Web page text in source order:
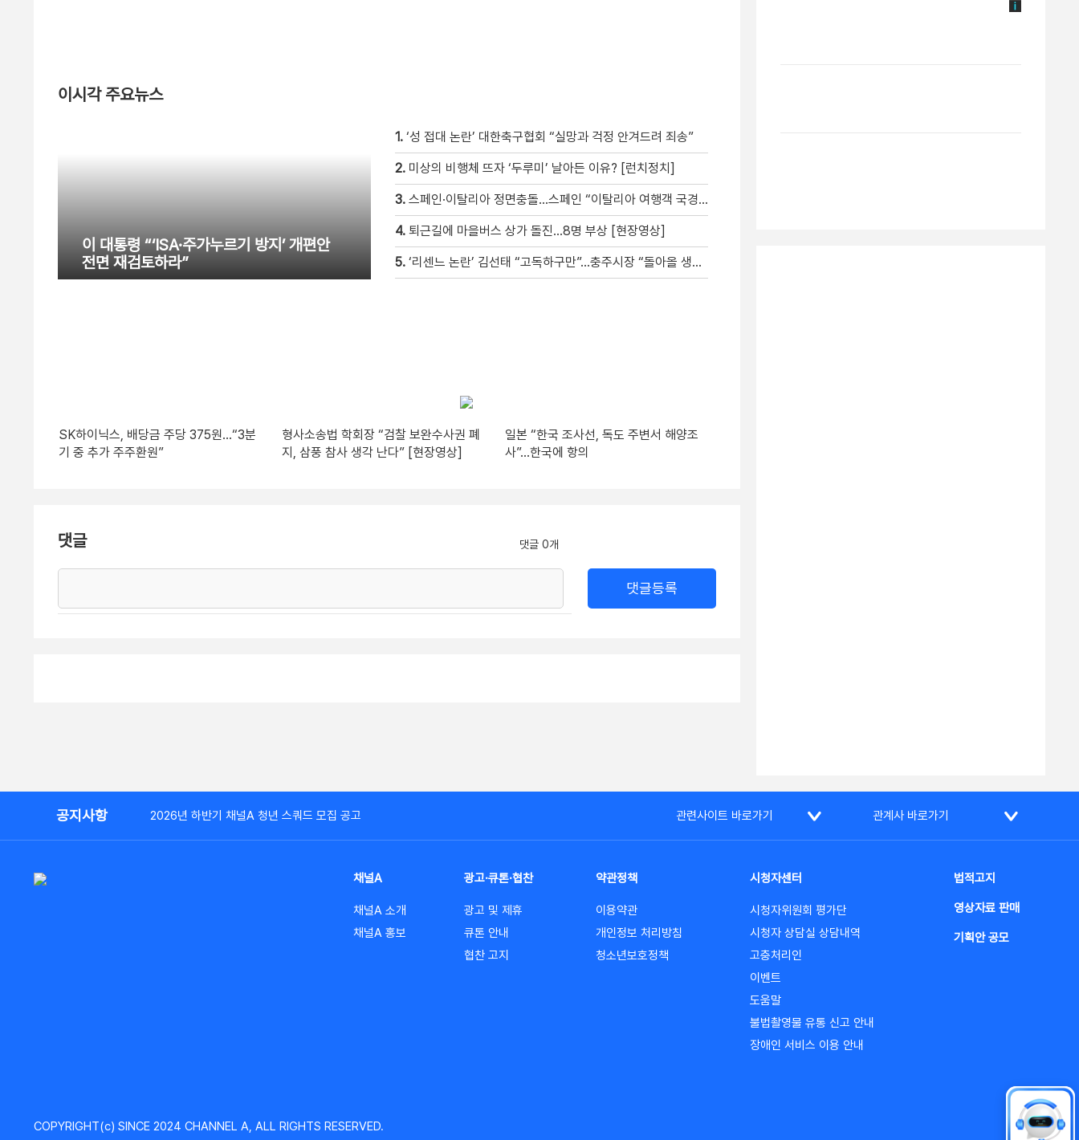
이시각 주요뉴스
이 대통령 “‘ISA·주가누르기 방지’ 개편안
전면 재검토하라”
1. ‘성 접대 논란’ 대한축구협회 “실망과 걱정 안겨드려 죄송”
2. 미상의 비행체 뜨자 ‘두루미’ 날아든 이유? [런치정치]
3. 스페인·이탈리아 정면충돌…스페인 “이탈리아 여행객 국경 검문할 것”
4. 퇴근길에 마을버스 상가 돌진…8명 부상 [현장영상]
5. ‘리센느 논란’ 김선태 “고독하구만”…충주시장 “돌아올 생각은?”
SK하이닉스, 배당금 주당 375원…“3분
기 중 추가 주주환원”
형사소송법 학회장 “검찰 보완수사권 폐
지, 삼풍 참사 생각 난다” [현장영상]
일본 “한국 조사선, 독도 주변서 해양조
사”…한국에 항의
댓글 댓글 0개
댓글등록
공지사항 2026년 하반기 채널A 청년 스쿼드 모집 공고 관련사이트 바로가기 관계사 바로가기
채널A
채널A 소개
채널A 홍보
광고·큐톤·협찬
광고 및 제휴
큐톤 안내
협찬 고지
약관정책
이용약관
개인정보 처리방침
청소년보호정책
시청자센터
시청자위원회 평가단
시청자 상담실 상담내역
고충처리인
이벤트
도움말
불법촬영물 유통 신고 안내
장애인 서비스 이용 안내
법적고지
영상자료 판매
기획안 공모
COPYRIGHT(c) SINCE 2024 CHANNEL A, ALL RIGHTS RESERVED.